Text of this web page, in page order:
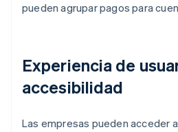
pueden agrupar pagos para
Experiencia de
accesibilidad
Las empresas pueden acceder